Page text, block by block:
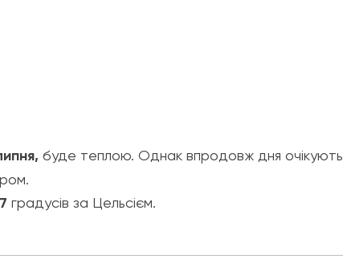
буде теплою. Однак впродовж дня очікують
градусів за Цельсієм.